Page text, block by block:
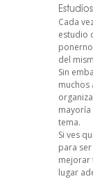
Cada
estudio
del
Sin
muchos
tema.
Si ves
para
mejorar
lugar